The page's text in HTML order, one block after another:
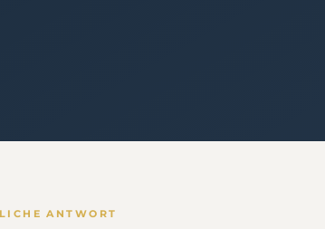
ANTWORT